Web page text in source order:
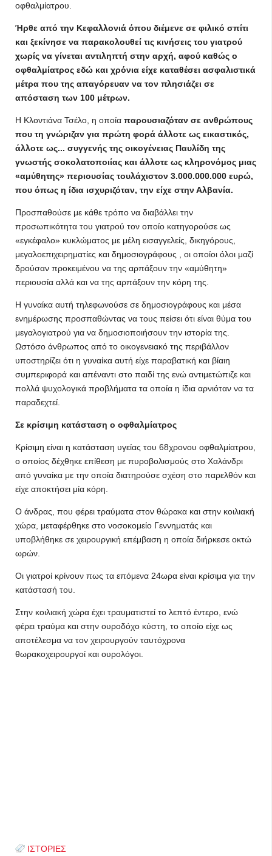
οφθαλμίατρου.
Ήρθε από την Κεφαλλονιά όπου διέμενε σε φιλικό σπίτι
και ξεκίνησε να παρακολουθεί τις κινήσεις του γιατρού
χωρίς να γίνεται αντιληπτή στην αρχή, αφού καθώς ο
οφθαλμίατρος εδώ και χρόνια είχε καταθέσει ασφαλιστικά
μέτρα που της απαγόρευαν να τον πλησιάζει σε
απόσταση των 100 μέτρων.
Η Κλοντιάνα Τσέλο, η οποία παρουσιαζόταν σε ανθρώπους
που τη γνώριζαν για πρώτη φορά άλλοτε ως εικαστικός,
άλλοτε ως... συγγενής της οικογένειας Παυλίδη της
γνωστής σοκολατοποιίας και άλλοτε ως κληρονόμος μιας
«αμύθητης» περιουσίας τουλάχιστον 3.000.000.000 ευρώ,
που όπως η ίδια ισχυριζόταν, την είχε στην Αλβανία.
Προσπαθούσε με κάθε τρόπο να διαβάλλει την
προσωπικότητα του γιατρού τον οποίο κατηγορούσε ως
«εγκέφαλο» κυκλώματος με μέλη εισαγγελείς, δικηγόρους,
μεγαλοεπιχειρηματίες και δημοσιογράφους , οι οποίοι όλοι μαζί
δρούσαν προκειμένου να της αρπάξουν την «αμύθητη»
περιουσία αλλά και να της αρπάξουν την κόρη της.
Η γυναίκα αυτή τηλεφωνούσε σε δημοσιογράφους και μέσα
ενημέρωσης προσπαθώντας να τους πείσει ότι είναι θύμα του
μεγαλογιατρού για να δημοσιοποιήσουν την ιστορία της.
Ωστόσο άνθρωπος από το οικογενειακό της περιβάλλον
υποστηρίζει ότι η γυναίκα αυτή είχε παραβατική και βίαιη
συμπεριφορά και απέναντι στο παιδί της ενώ αντιμετώπιζε και
πολλά ψυχολογικά προβλήματα τα οποία η ίδια αρνιόταν να τα
παραδεχτεί.
Σε κρίσιμη κατάσταση ο οφθαλμίατρος
Κρίσιμη είναι η κατάσταση υγείας του 68χρονου οφθαλμίατρου,
ο οποίος δέχθηκε επίθεση με πυροβολισμούς στο Χαλάνδρι
από γυναίκα με την οποία διατηρούσε σχέση στο παρελθόν και
είχε αποκτήσει μία κόρη.
Ο άνδρας, που φέρει τραύματα στον θώρακα και στην κοιλιακή
χώρα, μεταφέρθηκε στο νοσοκομείο Γεννηματάς και
υποβλήθηκε σε χειρουργική επέμβαση η οποία διήρκεσε οκτώ
ωρών.
Οι γιατροί κρίνουν πως τα επόμενα 24ωρα είναι κρίσιμα για την
κατάστασή του.
Στην κοιλιακή χώρα έχει τραυματιστεί το λεπτό έντερο, ενώ
φέρει τραύμα και στην ουροδόχο κύστη, το οποίο είχε ως
αποτέλεσμα να τον χειρουργούν ταυτόχρονα
θωρακοχειρουργοί και ουρολόγοι.
ΙΣΤΟΡΙΕΣ